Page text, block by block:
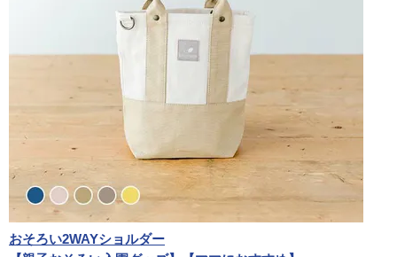
おそろい2WAYショルダー